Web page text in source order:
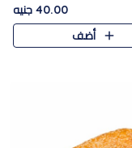
40.00 جنيه
أضف